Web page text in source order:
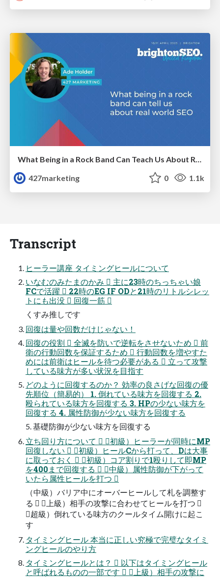
427marketing
0 1.1k
Transcript
ヒーラー講座 タイミングヒールについて
いなむのみたまのかみ  主に23時のちっちゃい娘
FCで活躍  22時のEG IF ODと21時のリトルシレッ
トにも出没  回復一筋 
くすみ推しです
回復は量や回数だけじゃない！
回復の役割  全滅を防いで逆転をさせないため  前
衛の行動回数を保証するため  行動回数を増やすた
めには前衛はヒールを待つ必要がある  立って攻撃
している味方が多い状況を目指す
どのように回復するのか？ 効率の良さげな回復の優
先順位（簡易的） 1. 倒れている味方を回復する 2.
殴られている味方を回復する 3. HPの少ない味方を
回復する 4. 属性防御が少ない味方を回復する
5. 基礎防御が少ない味方を回復する
立ち回り方について  （初級）ヒーラーが同時にMP
回復しない  （初級）ヒールCから打って、Dは大事
に取っておく  （初級）コア割りで1殴りして即MP
を400まで回復する  （中級）属性防御が下がって
いたら属性ヒールを打つ 
（中級）バリア中にオーバーヒールして札を調整す
る  （上級）相手の攻撃に合わせてヒールを打つ 
（超級）倒れている味方のクールタイム開けに起こ
す
タイミングヒール 本当に正しい究極で完璧なタイミ
ングヒールのやり方
タイミングヒールとは？  以下はタイミングヒール
と呼ばれるものの一部です  （上級）相手の攻撃に